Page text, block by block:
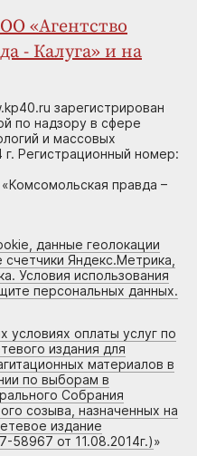
«Агентство
- Калуга» и на
зарегистрирован
по надзору в сфере
и массовых
г. Регистрационный номер:
правда –
данные геолокации
Яндекс.Метрика,
Условия использования
персональных данных.
условиях оплаты услуг по
издания для
материалов в
по выборам в
Собрания
созыва, назначенных на
издание
от 11.08.2014г.)»